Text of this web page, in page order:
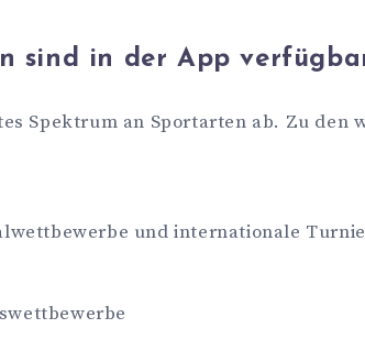
sind in der App
Spektrum an Sportarten ab. Zu den
und internationale